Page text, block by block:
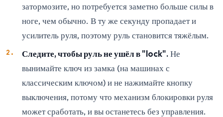
затормозите, но потребуется заметно больше силы в
ноге, чем обычно. В ту же секунду пропадает и
усилитель руля, поэтому руль становится тяжёлым.
Следите, чтобы руль не ушёл в "lock".Не
вынимайте ключ из замка (на машинах с
классическим ключом) и не нажимайте кнопку
выключения, потому что механизм блокировки руля
может сработать, и вы останетесь без управления.